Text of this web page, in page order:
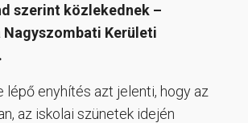
szerint közlekednek –
Kerületi
enyhítés azt jelenti, hogy az
az iskolai szünetek idején